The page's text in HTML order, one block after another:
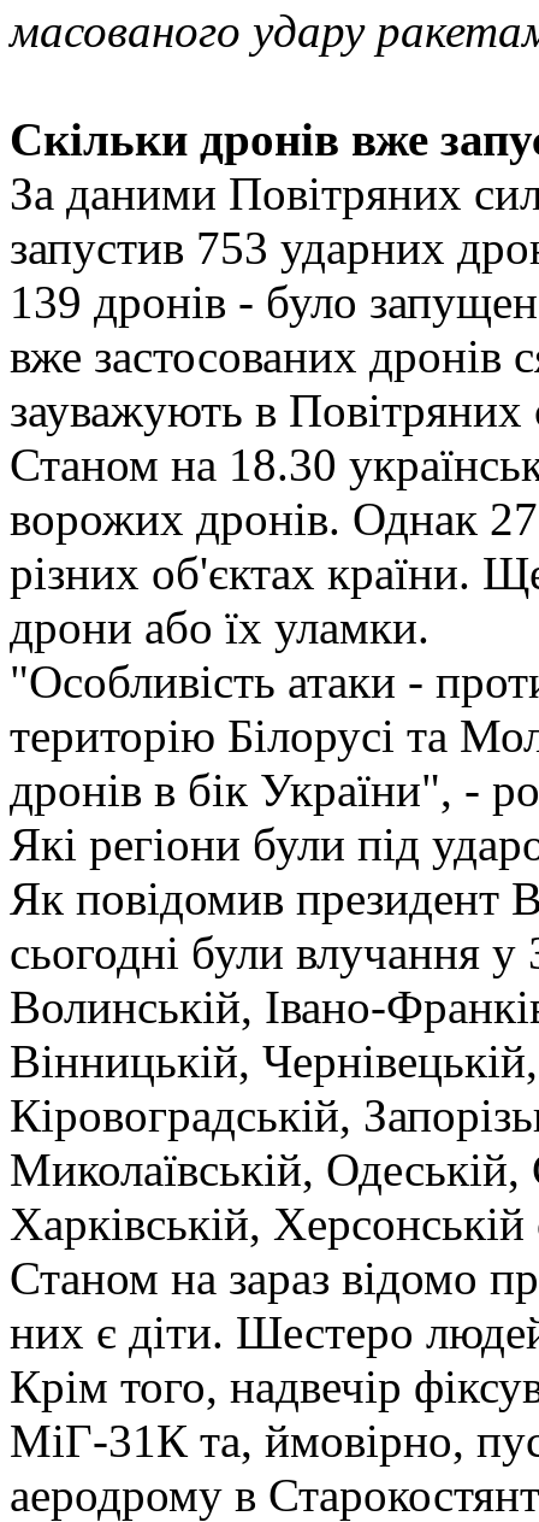
масованого удару
Скільки дронів вже
За даними Повітряних
запустив 753 ударних
139 дронів - було
вже застосованих дронів
зауважують в Повітряних
Станом на 18.30
ворожих дронів. Однак
різних об'єктах країни.
дрони або їх уламки.
"Особливість атаки -
територію Білорусі та
дронів в бік України", -
Які регіони були під
Як повідомив президент
сьогодні були влучання у
Волинській, Івано-
Вінницькій,
Кіровоградській,
Миколаївській,
Харківській, Херсонській
Станом на зараз відомо
них є діти. Шестеро
Крім того, надвечір
МіГ-31К та, ймовірно,
аеродрому в